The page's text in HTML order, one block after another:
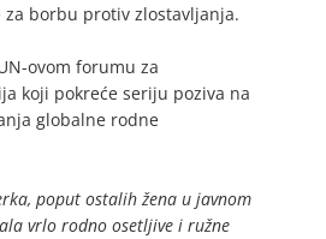
borbu protiv zlostavljanja.
ovom forumu za
koji pokreće seriju poziva na
globalne rodne
poput ostalih žena u javnom
vrlo rodno osetljive i ružne